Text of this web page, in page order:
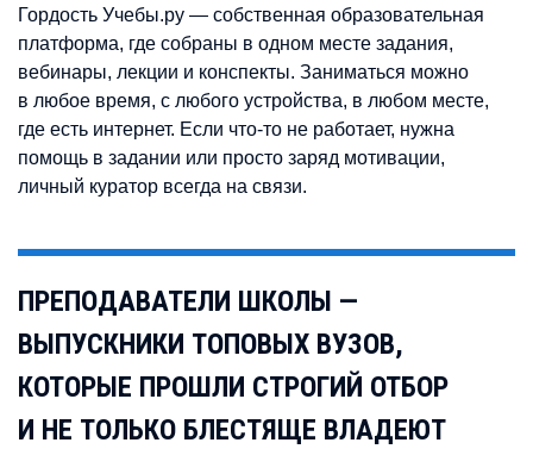
Гордость Учебы.ру — собственная образовательная
платформа, где собраны в одном месте задания,
вебинары, лекции и конспекты. Заниматься можно
в любое время, с любого устройства, в любом месте,
где есть интернет. Если что-то не работает, нужна
помощь в задании или просто заряд мотивации,
личный куратор всегда на связи.
ПРЕПОДАВАТЕЛИ ШКОЛЫ —
ВЫПУСКНИКИ ТОПОВЫХ ВУЗОВ,
КОТОРЫЕ ПРОШЛИ СТРОГИЙ ОТБОР
И НЕ ТОЛЬКО БЛЕСТЯЩЕ ВЛАДЕЮТ